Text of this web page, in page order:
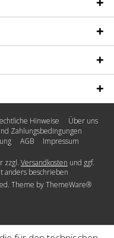
Hinweise
Über uns
Zahlungsbedingungen
AGB Impressum
zzgl. Versandkosten und ggf.
anders beschrieben
Theme byThemeWare®